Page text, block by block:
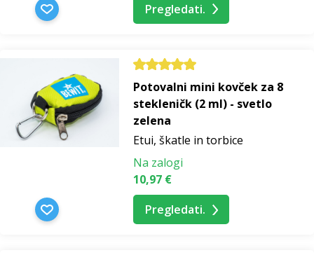
Pregledati.
Potovalni mini kovček za 8
stekleničk (2 ml) - svetlo
zelena
Etui, škatle in torbice
Na zalogi
10,97 €
Pregledati.